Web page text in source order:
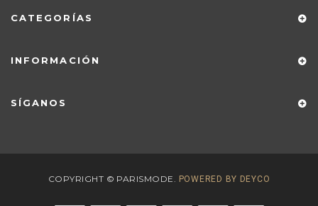
CATEGORÍAS
INFORMACIÓN
SÍGANOS
COPYRIGHT © PARISMODE. POWERED BY DEYCO